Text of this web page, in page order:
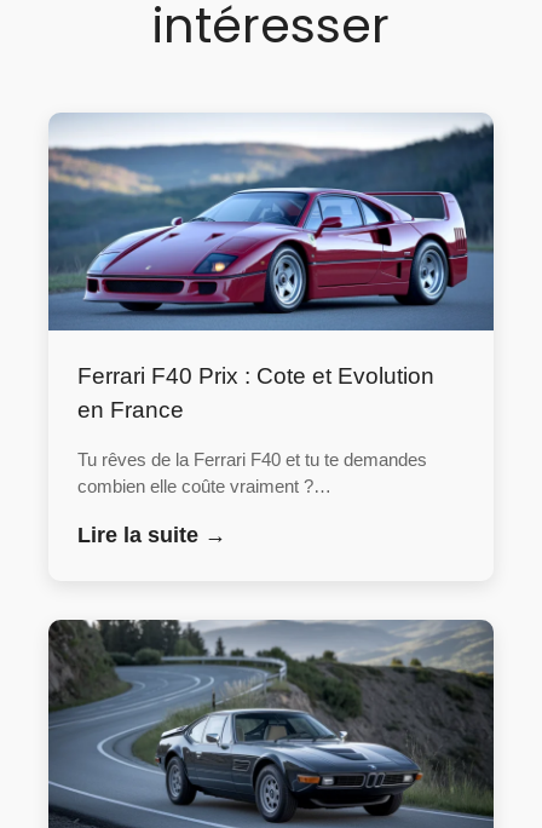
intéresser
Ferrari F40 Prix : Cote et Evolution
en France
Tu rêves de la Ferrari F40 et tu te demandes
combien elle coûte vraiment ?…
Lire la suite →